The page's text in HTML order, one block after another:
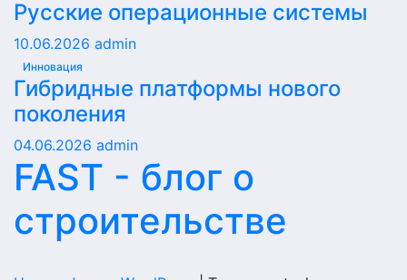
Русские операционные системы
10.06.2026 admin
Инновация
Гибридные платформы нового
поколения
04.06.2026 admin
FAST - блог о
строительстве